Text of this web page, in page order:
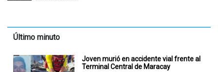
Último minuto
Joven murió en accidente vial frente al
Terminal Central de Maracay